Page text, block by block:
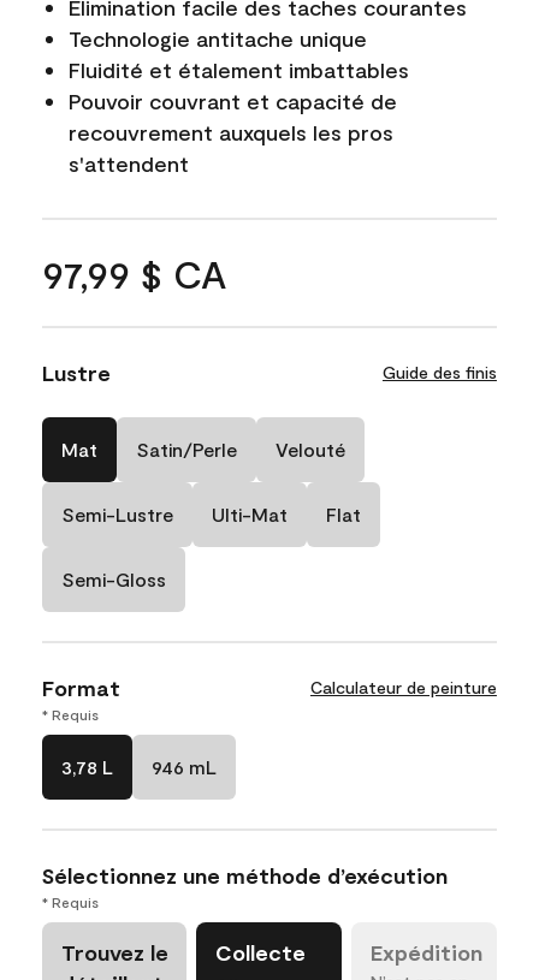
Élimination facile des taches courantes
Technologie antitache unique
Fluidité et étalement imbattables
Pouvoir couvrant et capacité de
recouvrement auxquels les pros
s'attendent
97,99 $ CA
Lustre Guide des finis
Mat Satin/Perle Velouté
Semi-Lustre Ulti-Mat Flat
Semi-Gloss
Format Calculateur de peinture
* Requis
3,78 L 946 mL
Sélectionnez une méthode d’exécution
* Requis
Trouvez le
Collecte
Expédition